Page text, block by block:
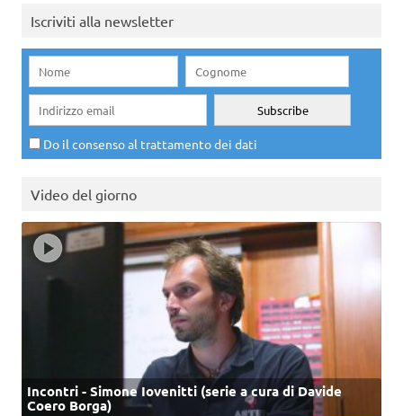
Iscriviti alla newsletter
Do il consenso al trattamento dei dati
Video del giorno
Incontri - Simone Iovenitti (serie a cura di Davide
Coero Borga)